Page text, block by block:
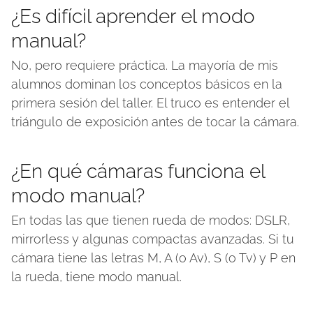
¿Es difícil aprender el modo
manual?
No, pero requiere práctica. La mayoría de mis
alumnos dominan los conceptos básicos en la
primera sesión del taller. El truco es entender el
triángulo de exposición antes de tocar la cámara.
¿En qué cámaras funciona el
modo manual?
En todas las que tienen rueda de modos: DSLR,
mirrorless y algunas compactas avanzadas. Si tu
cámara tiene las letras M, A (o Av), S (o Tv) y P en
la rueda, tiene modo manual.